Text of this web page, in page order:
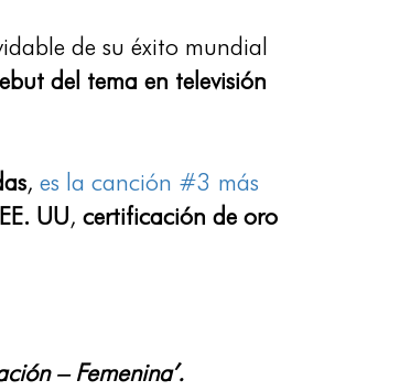
de su éxito mundial
del tema en televisión
,es la canción #3 más
UU,certificación de oro
– Femenina’.